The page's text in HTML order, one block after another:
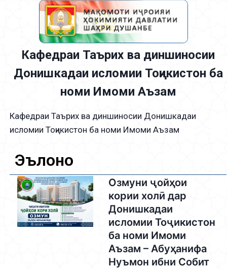
Кафедраи Таърих ва диншиносии
Донишкадаи исломии Тоҷикистон ба
номи Имоми Аъзам
Кафедраи Таърих ва диншиносии Донишкадаи
исломии Тоҷикистон ба номи Имоми Аъзам
Эълонҳо
Озмуни ҷойҳои
кории холӣ дар
Донишкадаи
исломии Тоҷикистон
ба номи Имоми
Аъзам – Абуҳанифа
Нуъмон ибни Собит